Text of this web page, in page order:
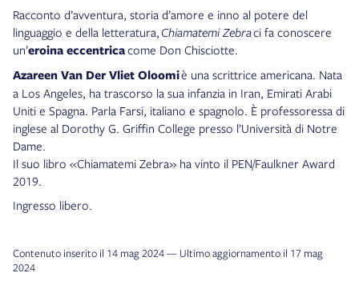
Racconto d’avventura, storia d’amore e inno al potere del
linguaggio e della letteratura, Chiamatemi Zebraci fa conoscere
un’eroina eccentricacome Don Chisciotte.
Azareen Van Der Vliet Oloomiè una scrittrice americana. Nata
a Los Angeles, ha trascorso la sua infanzia in Iran, Emirati Arabi
Uniti e Spagna. Parla Farsi, italiano e spagnolo. È professoressa di
inglese al Dorothy G. Griffin College presso l’Università di Notre
Dame.
Il suo libro «Chiamatemi Zebra» ha vinto il PEN/Faulkner Award
2019.
Ingresso libero.
Contenuto inserito il 14 mag 2024 — Ultimo aggiornamento il 17 mag
2024